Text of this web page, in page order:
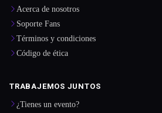
Acerca de nosotros
Soporte Fans
Términos y condiciones
Código de ética
TRABAJEMOS JUNTOS
¿Tienes un evento?